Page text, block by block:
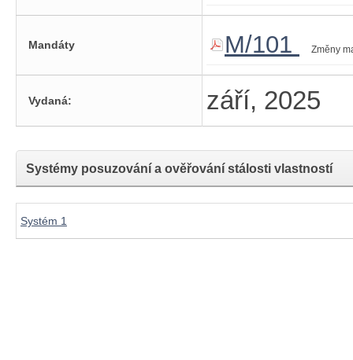
Mandáty M/101 Změny
Vydaná: září, 2025
Systémy posuzování a ověřování stálosti vlastností
Systém 1